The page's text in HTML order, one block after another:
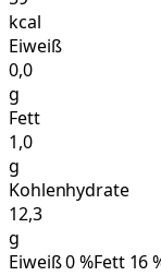
kcal
Eiweiß
0,0
g
Fett
1,0
g
Kohlenhydrate
12,3
g
Eiweiß0%Fett 16